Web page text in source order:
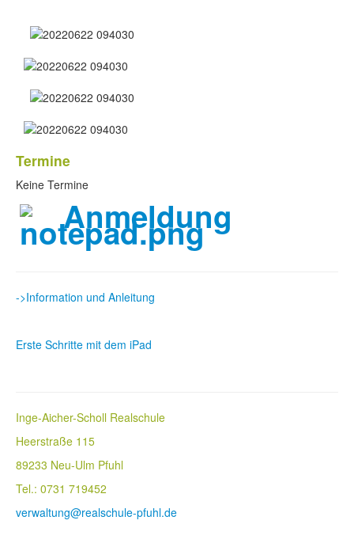
Termine
Keine Termine
Anmeldung
->Information und Anleitung
Erste Schritte mit dem iPad
Inge-Aicher-Scholl Realschule
Heerstraße 115
89233 Neu-Ulm Pfuhl
Tel.: 0731 719452
verwaltung@realschule-pfuhl.de